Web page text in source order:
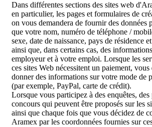
Dans différentes sections des sites web
en particulier, les pages et formulaires de
on vous demandera de fournir des données
que votre nom, numéro de téléphone /
sexe, date de naissance, pays de résidence
ainsi que, dans certains cas, des
employeur et à votre emploi. Lorsque les
ces sites Web nécessitent un paiement,
donner des informations sur votre mode de
(par exemple, PayPal, carte de crédit).
Lorsque vous participez à des enquêtes,
concours qui peuvent être proposés sur les
ainsi que chaque fois que vous décidez de
Aramex par les coordonnées fournies sur